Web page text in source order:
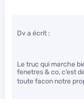
Dv a écrit :
Le truc qui marche
fenetres & co, c’est
toute facon notre